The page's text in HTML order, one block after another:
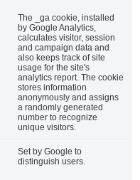
The _ga cookie, installed
by Google Analytics,
calculates visitor, session
and campaign data and
also keeps track of site
usage for the site's
analytics report. The cookie
stores information
anonymously and assigns
a randomly generated
number to recognize
unique visitors.
Set by Google to
distinguish users.